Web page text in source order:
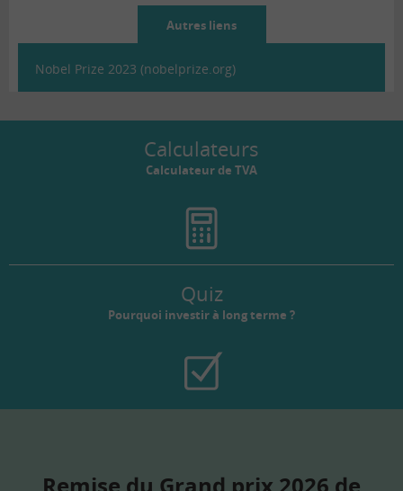
Autres liens
Nobel Prize 2023 (nobelprize.org)
Calculateurs
Calculateur de TVA
Quiz
Pourquoi investir à long terme ?
Remise du Grand prix 2026 de